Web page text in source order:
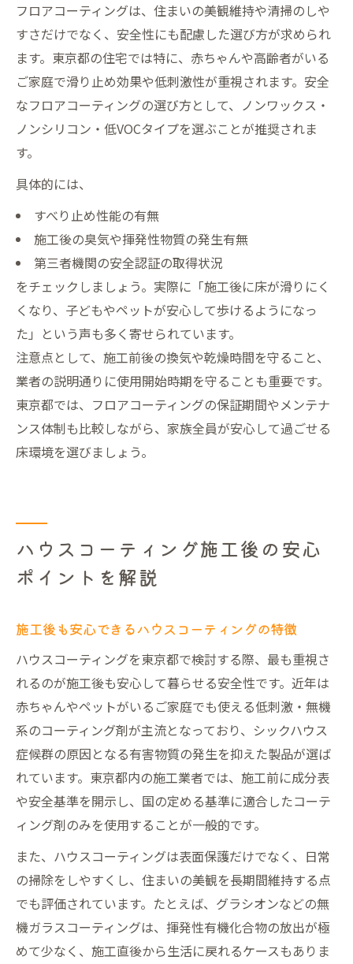
フロアコーティングは、住まいの美観維持や清掃のしや
すさだけでなく、安全性にも配慮した選び方が求められ
ます。東京都の住宅では特に、赤ちゃんや高齢者がいる
ご家庭で滑り止め効果や低刺激性が重視されます。安全
なフロアコーティングの選び方として、ノンワックス・
ノンシリコン・低VOCタイプを選ぶことが推奨されま
す。
具体的には、
すべり止め性能の有無
施工後の臭気や揮発性物質の発生有無
第三者機関の安全認証の取得状況
をチェックしましょう。実際に「施工後に床が滑りにく
くなり、子どもやペットが安心して歩けるようになっ
た」という声も多く寄せられています。
注意点として、施工前後の換気や乾燥時間を守ること、
業者の説明通りに使用開始時期を守ることも重要です。
東京都では、フロアコーティングの保証期間やメンテナ
ンス体制も比較しながら、家族全員が安心して過ごせる
床環境を選びましょう。
ハウスコーティング施工後の安心
ポイントを解説
施工後も安心できるハウスコーティングの特徴
ハウスコーティングを東京都で検討する際、最も重視さ
れるのが施工後も安心して暮らせる安全性です。近年は
赤ちゃんやペットがいるご家庭でも使える低刺激・無機
系のコーティング剤が主流となっており、シックハウス
症候群の原因となる有害物質の発生を抑えた製品が選ば
れています。東京都内の施工業者では、施工前に成分表
や安全基準を開示し、国の定める基準に適合したコーテ
ィング剤のみを使用することが一般的です。
また、ハウスコーティングは表面保護だけでなく、日常
の掃除をしやすくし、住まいの美観を長期間維持する点
でも評価されています。たとえば、グラシオンなどの無
機ガラスコーティングは、揮発性有機化合物の放出が極
めて少なく、施工直後から生活に戻れるケースもありま